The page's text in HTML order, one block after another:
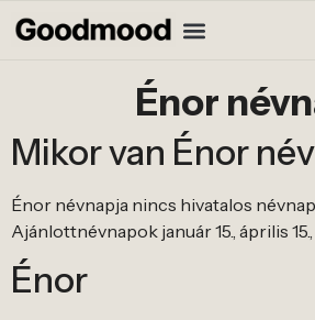
Énor
Mikor van Énor
Énor névnapja nincs hivatalos
Ajánlottnévnapok január 15., április
Énor